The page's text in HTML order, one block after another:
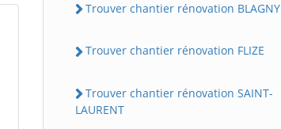
Trouver chantier rénovation BLAGNY
Trouver chantier rénovation FLIZE
Trouver chantier rénovation SAINT-
LAURENT